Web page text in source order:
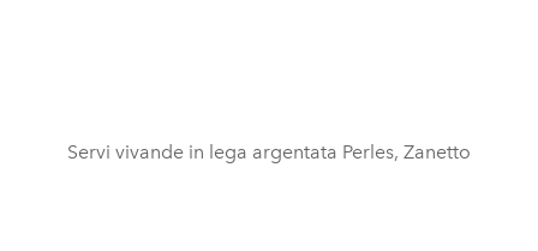
Servi vivande in lega argentata Perles, Zanetto